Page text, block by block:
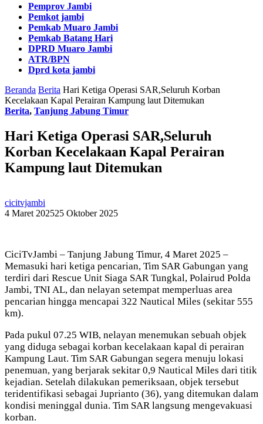
Pemprov Jambi
Pemkot jambi
Pemkab Muaro Jambi
Pemkab Batang Hari
DPRD Muaro Jambi
ATR/BPN
Dprd kota jambi
Beranda Berita Hari Ketiga Operasi SAR,Seluruh Korban
Kecelakaan Kapal Perairan Kampung laut Ditemukan
Berita, Tanjung Jabung Timur
Hari Ketiga Operasi SAR,Seluruh
Korban Kecelakaan Kapal Perairan
Kampung laut Ditemukan
cicitvjambi
4 Maret 202525 Oktober 2025
CiciTvJambi – Tanjung Jabung Timur, 4 Maret 2025 –
Memasuki hari ketiga pencarian, Tim SAR Gabungan yang
terdiri dari Rescue Unit Siaga SAR Tungkal, Polairud Polda
Jambi, TNI AL, dan nelayan setempat memperluas area
pencarian hingga mencapai 322 Nautical Miles (sekitar 555
km).
Pada pukul 07.25 WIB, nelayan menemukan sebuah objek
yang diduga sebagai korban kecelakaan kapal di perairan
Kampung Laut. Tim SAR Gabungan segera menuju lokasi
penemuan, yang berjarak sekitar 0,9 Nautical Miles dari titik
kejadian. Setelah dilakukan pemeriksaan, objek tersebut
teridentifikasi sebagai Juprianto (36), yang ditemukan dalam
kondisi meninggal dunia. Tim SAR langsung mengevakuasi
korban.